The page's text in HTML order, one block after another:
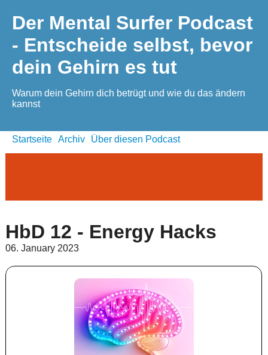
Der Mental Surfer Podcast
- Entscheide selbst, bevor
dein Gehirn es tut
Warum dein Gehirn dich betrügt und wie du das ändern
kannst
Startseite Archiv Über diesen Podcast
HbD 12 - Energy Hacks
06. January 2023